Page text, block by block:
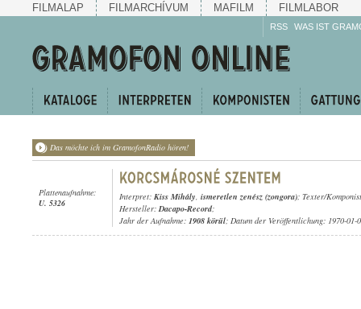
FILMALAP FILMARCHÍVUM MAFILM FILMLABOR
RSS WAS IST
Das möchte ich im GramofonRadio hören!
Plattenaufnahme:
U. 5326
Interpret: Kiss Mihály, ismeretlen zenész (zongora); Texter/
Hersteller:Dacapo-Record;
Jahr der Aufnahme: 1908 körül; Datum der Veröffentlichung: 1970-01-